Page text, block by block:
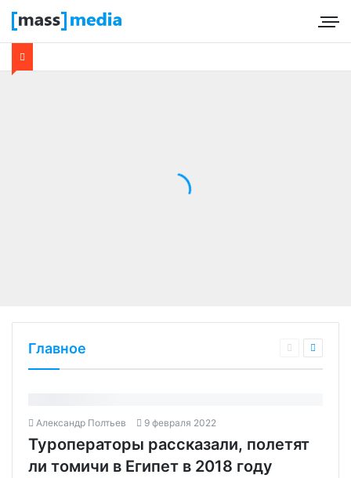
Главное
Александр Полтьев 9 февраля 2022
Туроператоры рассказали, полетят
ли томичи в Египет в 2018 году